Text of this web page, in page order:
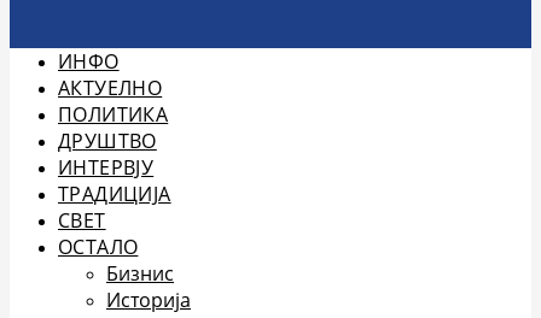
ИНФО
АКТУЕЛНО
ПОЛИТИКА
ДРУШТВО
ИНТЕРВЈУ
ТРАДИЦИЈА
СВЕТ
ОСТАЛО
Бизнис
Историја